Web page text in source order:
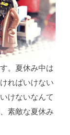
。夏休み中は
ればいけない
けないなんて
素敵な夏休み